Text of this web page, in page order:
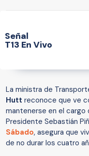
Señal
T13 En Vivo
La ministra de
Hutt reconoce que ve
mantenerse en el
Presidente Sebastián
Sábado, asegura que
de no durar los cuatro